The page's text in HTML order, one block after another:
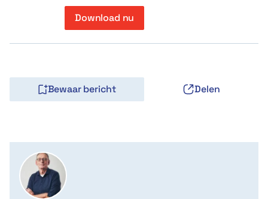
Download nu
Bewaar bericht Delen